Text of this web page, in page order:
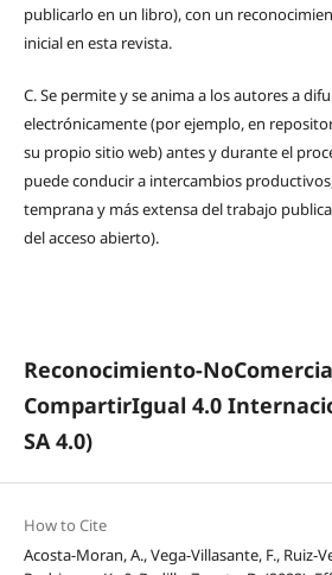
publicarlo en un libro), con un
inicial en esta revista.
C.Se permite y se anima a los autores a
electrónicamente (por ejemplo, en
su propio sitio web) antes y durante el
puede conducir a intercambios
temprana y más extensa del trabajo
del acceso abierto).
Reconocimiento-
CompartirIgual 4.0
SA 4.0)
How to Cite
Acosta-Moran, A., Vega-Villasante, F., Ruiz-